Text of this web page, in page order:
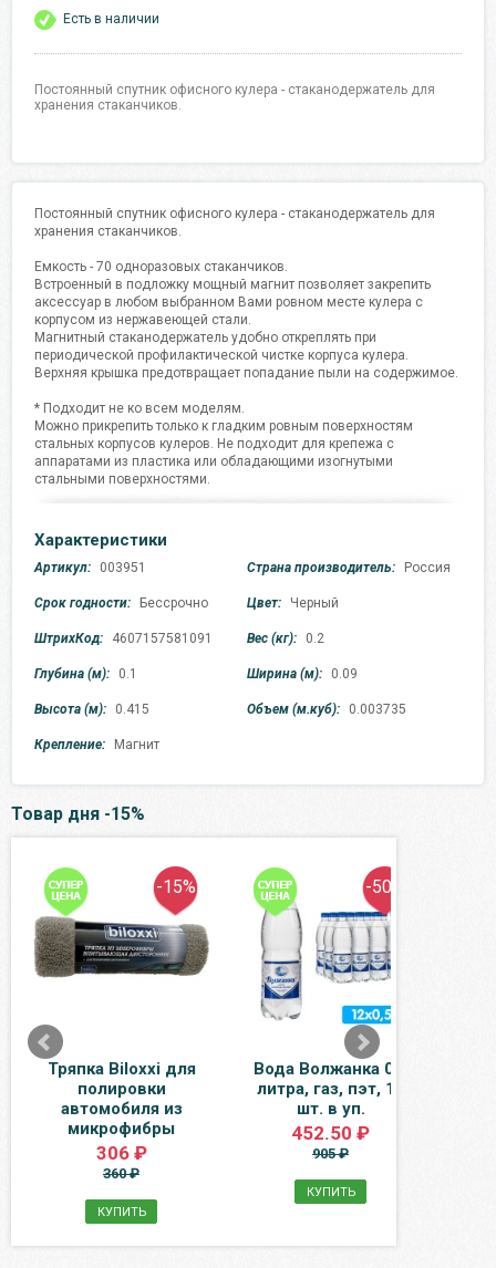
Есть в наличии
Постоянный спутник офисного кулера - стаканодержатель для
хранения стаканчиков.
Постоянный спутник офисного кулера - стаканодержатель для
хранения стаканчиков.
Емкость - 70 одноразовых стаканчиков.
Встроенный в подложку мощный магнит позволяет закрепить
аксессуар в любом выбранном Вами ровном месте кулера с
корпусом из нержавеющей стали.
Магнитный стаканодержатель удобно откреплять при
периодической профилактической чистке корпуса кулера.
Верхняя крышка предотвращает попадание пыли на содержимое.
* Подходит не ко всем моделям.
Можно прикрепить только к гладким ровным поверхностям
стальных корпусов кулеров. Не подходит для крепежа с
аппаратами из пластика или обладающими изогнутыми
стальными поверхностями.
Характеристики
Артикул: 003951 Страна производитель: Россия
Срок годности: Бессрочно Цвет: Черный
ШтрихКод: 4607157581091 Вес (кг): 0.2
Глубина (м): 0.1 Ширина (м): 0.09
Высота (м): 0.415 Объем (м.куб): 0.003735
Крепление: Магнит
Товар дня -15%
-15%
Тряпка Biloxxi для
полировки
автомобиля из
микрофибры
306 ₽
360 ₽
КУПИТЬ
-50%
Вода Волжанка 0.5
литра, газ, пэт, 12
шт. в уп.
452.50 ₽
905 ₽
КУПИТЬ